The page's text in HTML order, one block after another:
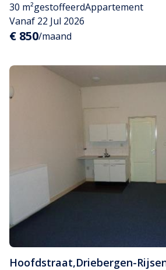
30 m²gestoffeerdAppartement
Vanaf 22 Jul 2026
€ 850/maand
Hoofdstraat,Driebergen-